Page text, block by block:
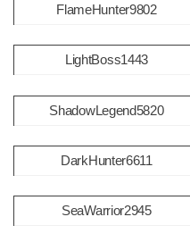
FlameHunter9802
LightBoss1443
ShadowLegend5820
DarkHunter6611
SeaWarrior2945